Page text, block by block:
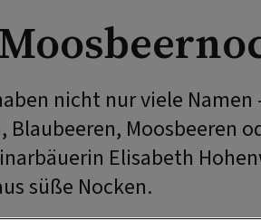
nicht nur viele Namen
Moosbeeren
Elisabeth
süße Nocken.